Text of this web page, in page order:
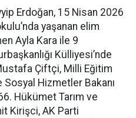
Erdoğan, 15 Nisan 2026
yaşanan elim
Ayla Kara ile 9
Külliyesi’nde
Çiftçi, Milli Eğitim
Sosyal Hizmetler Bakanı
Hükümet Tarım ve
Kirişci, AK Parti